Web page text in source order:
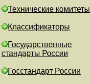
Технические комитеты
Классификаторы
Государственные
стандарты России
Госстандарт России